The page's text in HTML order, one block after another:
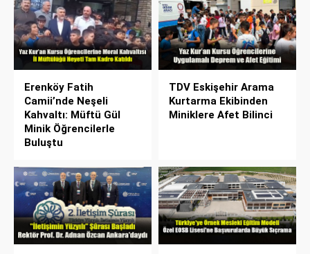
Erenköy Fatih
Camii’nde Neşeli
Kahvaltı: Müftü Gül
Minik Öğrencilerle
Buluştu
TDV Eskişehir Arama
Kurtarma Ekibinden
Miniklere Afet Bilinci